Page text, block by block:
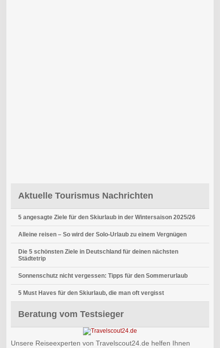
Aktuelle Tourismus Nachrichten
5 angesagte Ziele für den Skiurlaub in der Wintersaison 2025/26
Alleine reisen – So wird der Solo-Urlaub zu einem Vergnügen
Die 5 schönsten Ziele in Deutschland für deinen nächsten
Städtetrip
Sonnenschutz nicht vergessen: Tipps für den Sommerurlaub
5 Must Haves für den Skiurlaub, die man oft vergisst
Beratung vom Testsieger
Unsere Reiseexperten von Travelscout24.de helfen Ihnen